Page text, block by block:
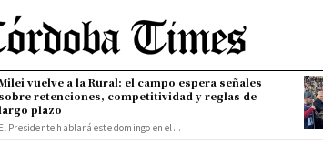
vuelve a la Rural: el campo espera señales
sobre retenciones, competitividad y reglas de
plazo
El Presidente hablará este domingo en el...